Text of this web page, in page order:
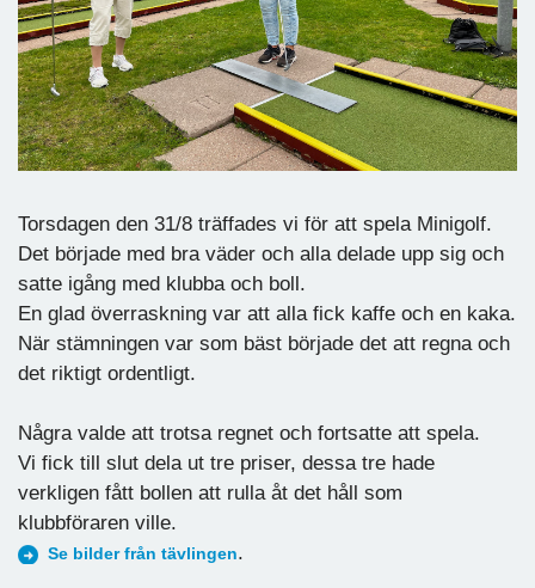
Torsdagen den 31/8 träffades vi för att spela Minigolf.
Det började med bra väder och alla delade upp sig och
satte igång med klubba och boll.
En glad överraskning var att alla fick kaffe och en kaka.
När stämningen var som bäst började det att regna och
det riktigt ordentligt.
Några valde att trotsa regnet och fortsatte att spela.
Vi fick till slut dela ut tre priser, dessa tre hade
verkligen fått bollen att rulla åt det håll som
klubbföraren ville.
Se bilder från tävlingen.